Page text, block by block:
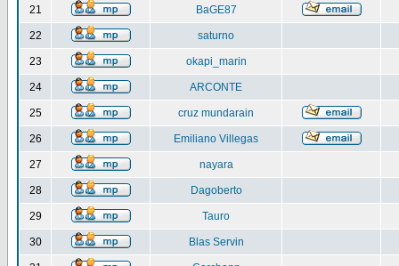
21 BaGE87
22 saturno
23 okapi_marin
24 ARCONTE
25 cruz mundarain
26 Emiliano Villegas
27 nayara
28 Dagoberto
29 Tauro
30 Blas Servin